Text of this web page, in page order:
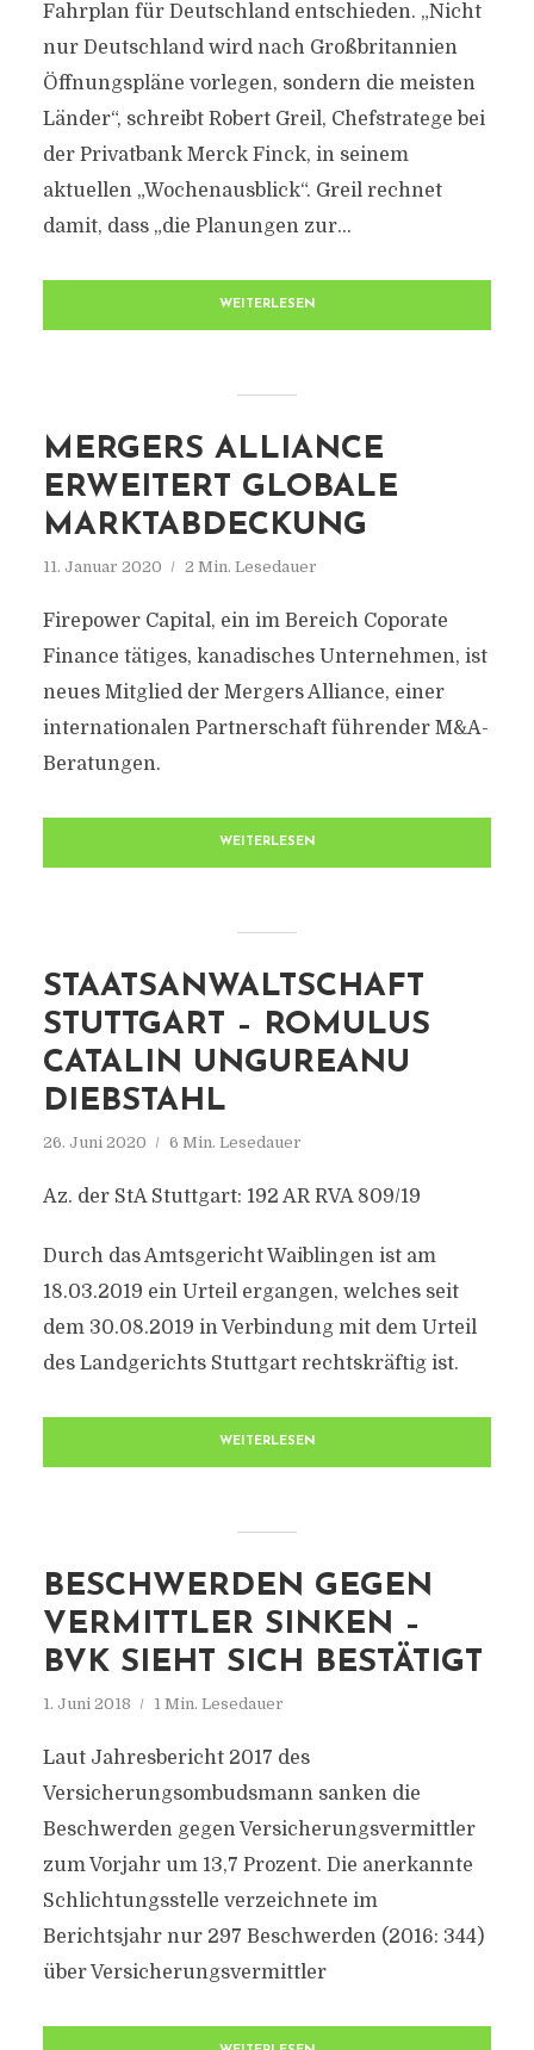
Fahrplan für Deutschland entschieden. „Nicht
nur Deutschland wird nach Großbritannien
Öffnungspläne vorlegen, sondern die meisten
Länder“, schreibt Robert Greil, Chefstratege bei
der Privatbank Merck Finck, in seinem
aktuellen „Wochenausblick“. Greil rechnet
damit, dass „die Planungen zur...
WEITERLESEN
MERGERS ALLIANCE
ERWEITERT GLOBALE
MARKTABDECKUNG
11. Januar 2020 2 Min. Lesedauer
Firepower Capital, ein im Bereich Coporate
Finance tätiges, kanadisches Unternehmen, ist
neues Mitglied der Mergers Alliance, einer
internationalen Partnerschaft führender M&A-
Beratungen.
WEITERLESEN
STAATSANWALTSCHAFT
STUTTGART – ROMULUS
CATALIN UNGUREANU
DIEBSTAHL
26. Juni 2020 6 Min. Lesedauer
Az. der StA Stuttgart: 192 AR RVA 809/19
Durch das Amtsgericht Waiblingen ist am
18.03.2019 ein Urteil ergangen, welches seit
dem 30.08.2019 in Verbindung mit dem Urteil
des Landgerichts Stuttgart rechtskräftig ist.
WEITERLESEN
BESCHWERDEN GEGEN
VERMITTLER SINKEN –
BVK SIEHT SICH BESTÄTIGT
1. Juni 2018 1 Min. Lesedauer
Laut Jahresbericht 2017 des
Versicherungsombudsmann sanken die
Beschwerden gegen Versicherungsvermittler
zum Vorjahr um 13,7 Prozent. Die anerkannte
Schlichtungsstelle verzeichnete im
Berichtsjahr nur 297 Beschwerden (2016: 344)
über Versicherungsvermittler